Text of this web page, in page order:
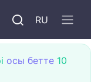
RU
осы бетте 10